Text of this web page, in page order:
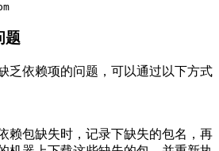
题
乏依赖项的问题，可以通过以下方式
赖包缺失时，记录下缺失的包名，再